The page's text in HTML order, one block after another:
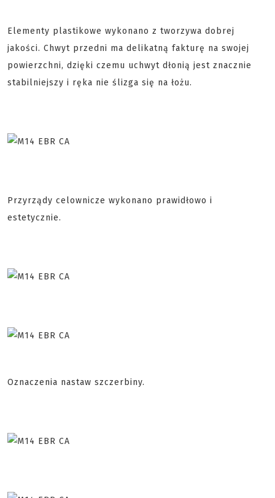
Elementy plastikowe wykonano z tworzywa dobrej
jakości. Chwyt przedni ma delikatną fakturę na swojej
powierzchni, dzięki czemu uchwyt dłonią jest znacznie
stabilniejszy i ręka nie ślizga się na łożu.
Przyrządy celownicze wykonano prawidłowo i
estetycznie.
Oznaczenia nastaw szczerbiny.